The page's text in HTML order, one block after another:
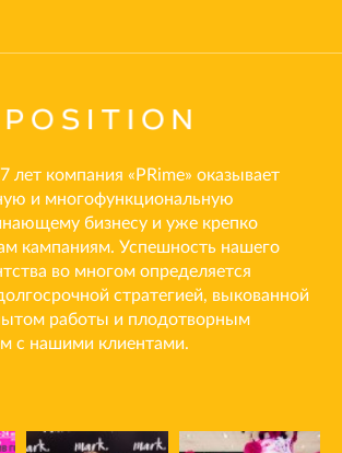
лет компания «PRime» оказывает
и многофункциональную
бизнесу и уже крепко
кампаниям. Успешность нашего
во многом определяется
стратегией, выкованной
работы и плодотворным
с нашими клиентами.